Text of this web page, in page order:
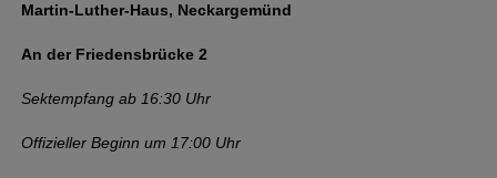
Martin-Luther-Haus, Neckargemünd
An der Friedensbrücke 2
Sektempfang ab 16:30 Uhr
Offizieller Beginn um 17:00 Uhr